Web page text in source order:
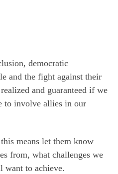
democratic
and the fight against their
and guaranteed if we
to involve allies in our
means let them know
from, what challenges we
want to achieve.